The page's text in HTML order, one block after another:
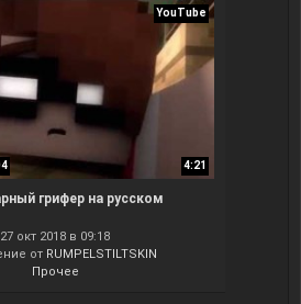
YouTube
4:21
грифер на русском
27 окт 2018 в 09:18
от RUMPELSTILTSKIN
Прочее